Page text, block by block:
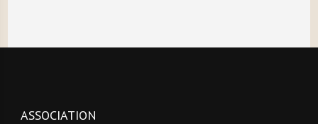
ASSOCIATION